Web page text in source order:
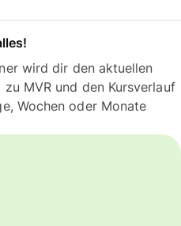
wird dir den aktuellen
MVR und den Kursverlauf
Wochen oder Monate